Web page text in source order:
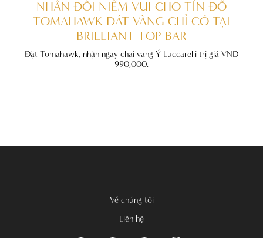
NHÂN ĐÔI NIỀM VUI CHO TÍN ĐỒ
TOMAHAWK DÁT VÀNG CHỈ CÓ TẠI
BRILLIANT TOP BAR
Đặt Tomahawk, nhận ngay chai vang Ý Luccarelli trị giá VND
990,000.
Về chúng tôi
Liên hệ